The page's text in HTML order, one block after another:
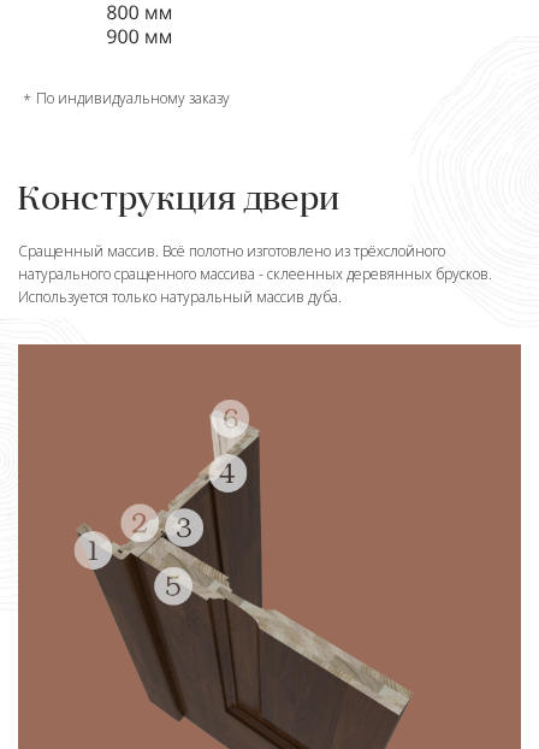
По индивидуальному заказу
Конструкция двери
Сращенный массив. Всё полотно изготовлено из трёхслойного
натурального сращенного массива - склеенных деревянных брусков.
Используется только натуральный массив дуба.